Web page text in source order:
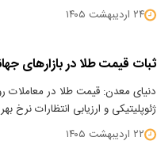
۲۴ اردیبهشت ۱۴۰۵
ثبات قیمت طلا در بازارهای
​دنیای معدن: قیمت طلا در معاملات
ژئوپلیتیکی و ارزیابی انتظارات نرخ
۲۲ اردیبهشت ۱۴۰۵